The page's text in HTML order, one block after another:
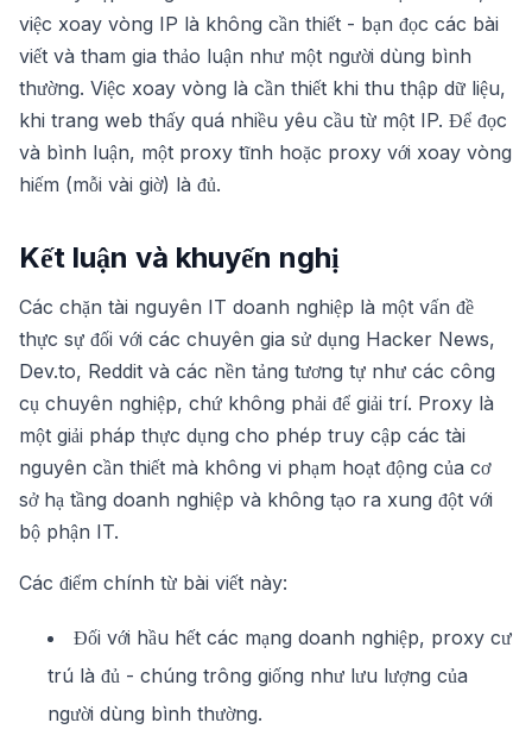
việc xoay vòng IP là không cần thiết - bạn đọc các bài
viết và tham gia thảo luận như một người dùng bình
thường. Việc xoay vòng là cần thiết khi thu thập dữ liệu,
khi trang web thấy quá nhiều yêu cầu từ một IP. Để đọc
và bình luận, một proxy tĩnh hoặc proxy với xoay vòng
hiếm (mỗi vài giờ) là đủ.
Kết luận và khuyến nghị
Các chặn tài nguyên IT doanh nghiệp là một vấn đề
thực sự đối với các chuyên gia sử dụng Hacker News,
Dev.to, Reddit và các nền tảng tương tự như các công
cụ chuyên nghiệp, chứ không phải để giải trí. Proxy là
một giải pháp thực dụng cho phép truy cập các tài
nguyên cần thiết mà không vi phạm hoạt động của cơ
sở hạ tầng doanh nghiệp và không tạo ra xung đột với
bộ phận IT.
Các điểm chính từ bài viết này:
Đối với hầu hết các mạng doanh nghiệp, proxy cư
trú là đủ - chúng trông giống như lưu lượng của
người dùng bình thường.